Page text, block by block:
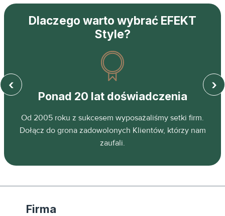
Dlaczego warto wybrać EFEKT
Style?
Ponad 20 lat doświadczenia
Od 2005 roku z sukcesem wyposażaliśmy setki firm.
Dołącz do grona zadowolonych Klientów, którzy nam
zaufali.
‹ ›
Firma